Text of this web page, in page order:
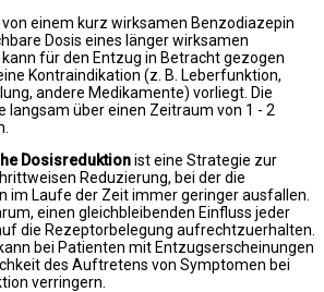
von einem kurz wirksamen Benzodiazepin
Dosis eines länger wirksamen
für den Entzug in Betracht gezogen
Kontraindikation (z. B. Leberfunktion,
andere Medikamente) vorliegt. Die
langsam über einen Zeitraum von 1 - 2
Dosisreduktionist eine Strategie zur
Reduzierung, bei der die
im Laufe der Zeit immer geringer ausfallen.
einen gleichbleibenden Einfluss jeder
die Rezeptorbelegung aufrechtzuerhalten.
bei Patienten mit Entzugserscheinungen
des Auftretens von Symptomen bei
verringern.